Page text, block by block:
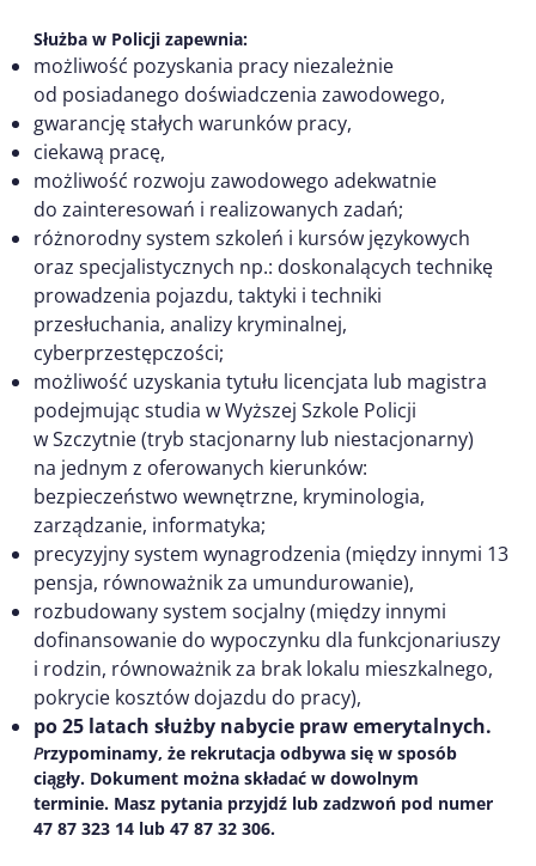
Służba w Policji zapewnia:
możliwość pozyskania pracy niezależnie
od posiadanego doświadczenia zawodowego,
gwarancję stałych warunków pracy,
ciekawą pracę,
możliwość rozwoju zawodowego adekwatnie
do zainteresowań i realizowanych zadań;
różnorodny system szkoleń i kursów językowych
oraz specjalistycznych np.: doskonalących technikę
prowadzenia pojazdu, taktyki i techniki
przesłuchania, analizy kryminalnej,
cyberprzestępczości;
możliwość uzyskania tytułu licencjata lub magistra
podejmując studia w Wyższej Szkole Policji
w Szczytnie (tryb stacjonarny lub niestacjonarny)
na jednym z oferowanych kierunków:
bezpieczeństwo wewnętrzne, kryminologia,
zarządzanie, informatyka;
precyzyjny system wynagrodzenia (między innymi 13
pensja, równoważnik za umundurowanie),
rozbudowany system socjalny (między innymi
dofinansowanie do wypoczynku dla funkcjonariuszy
i rodzin, równoważnik za brak lokalu mieszkalnego,
pokrycie kosztów dojazdu do pracy),
po 25 latach służby nabycie praw emerytalnych.
Przypominamy, że rekrutacja odbywa się w sposób
ciągły. Dokument można składać w dowolnym
terminie. Masz pytania przyjdź lub zadzwoń pod numer
47 87 323 14 lub 47 87 32 306.